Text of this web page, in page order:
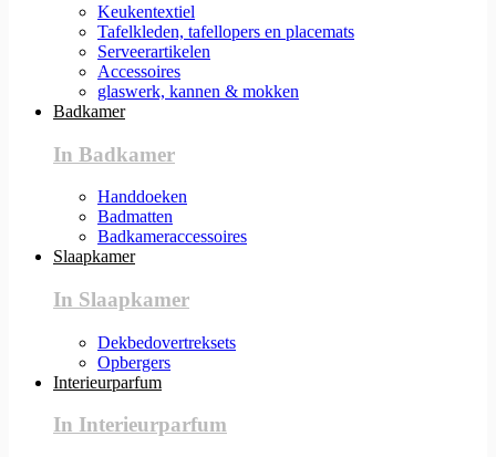
Keukentextiel
Tafelkleden, tafellopers en placemats
Serveerartikelen
Accessoires
glaswerk, kannen & mokken
Badkamer
In Badkamer
Handdoeken
Badmatten
Badkameraccessoires
Slaapkamer
In Slaapkamer
Dekbedovertreksets
Opbergers
Interieurparfum
In Interieurparfum